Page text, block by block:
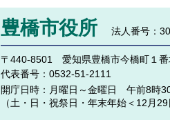
豊橋市役所 法人番号：
〒440-8501 愛知県豊橋市今橋町１番
代表番号： 0532-51-2111
開庁日時： 月曜日～金曜日 午前8時
（土・日・祝祭日・年末年始＜12月